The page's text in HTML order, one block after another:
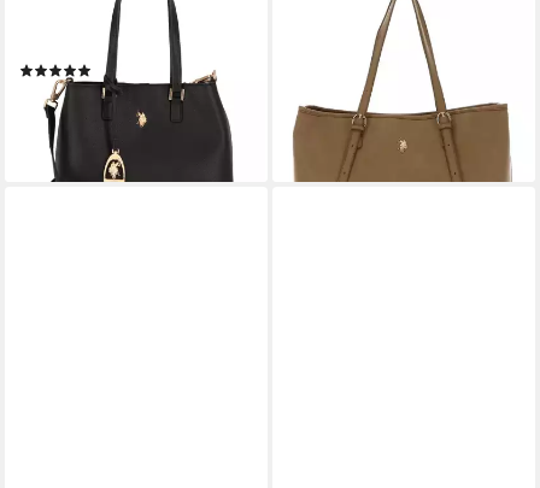
Schultertasche Jones,
Polyurethan
(1)
83,00 €
lieferbar - in 2-3 Werktagen bei dir
Schultertasche Shopping Bag
lieferbar - in 2-3 Werktagen bei dir